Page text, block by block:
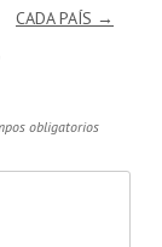
CADA PAÍS →
obligatorios